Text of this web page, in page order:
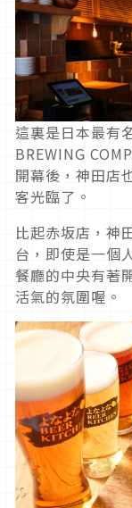
這裏是日本最有
BREWING
開幕後，神田店
客光臨了。
比起赤坂店，神
台，即使是一個
餐廳的中央有著
活氣的氛圍喔。